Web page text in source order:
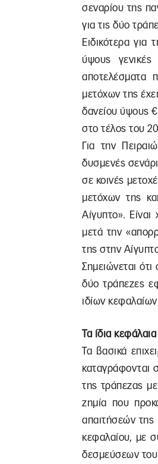
σεναρίου της
για τις δύο
Ειδικότερα
ύψους
αποτελέσματα
μετόχων της
δανείου ύψους
στο τέλος του
Για την
δυσμενές
σε κοινές
μετόχων της
Αίγυπτο». Είναι
μετά την
της στην
Σημειώνεται
δύο τράπεζες
ιδίων
Τα ίδια
Τα βασικά
καταγράφονται
της τράπεζας
ζημία που
απαιτήσεών της
κεφαλαίου, με
δεσμεύσεων